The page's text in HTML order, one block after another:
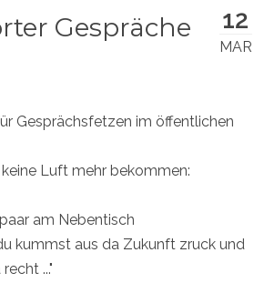
12
MAR
Gespräche
Gesprächsfetzen im öffentlichen
Luft mehr bekommen:
am Nebentisch
kummst aus da Zukunft zruck und
..."